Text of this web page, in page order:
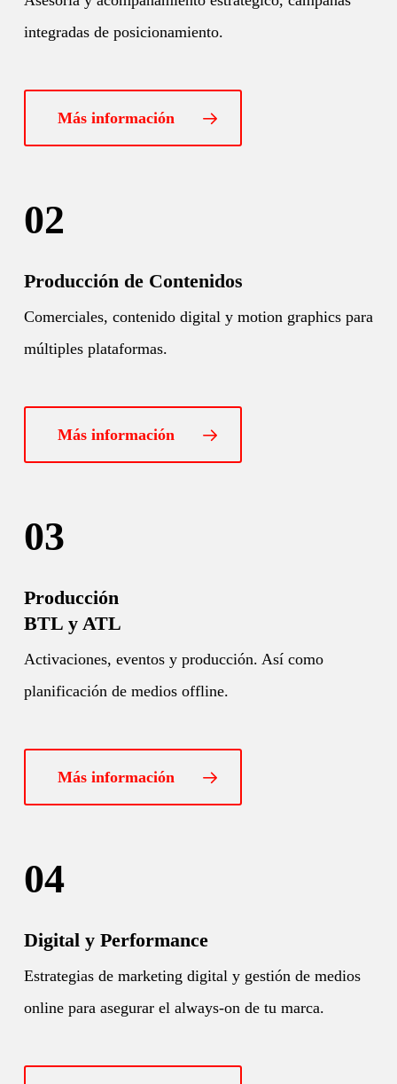
integradas de posicionamiento.
Más información
02
Producción de Contenidos
Comerciales, contenido digital y motion graphics para
múltiples plataformas.
Más información
03
Producción
BTL y ATL
Activaciones, eventos y producción. Así como
planificación de medios offline.
Más información
04
Digital y Performance
Estrategias de marketing digital y gestión de medios
online para asegurar el always-on de tu marca.